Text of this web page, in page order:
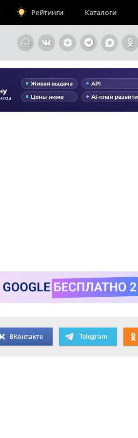
Рейтинги Каталоги
ВКонтакте Telegram